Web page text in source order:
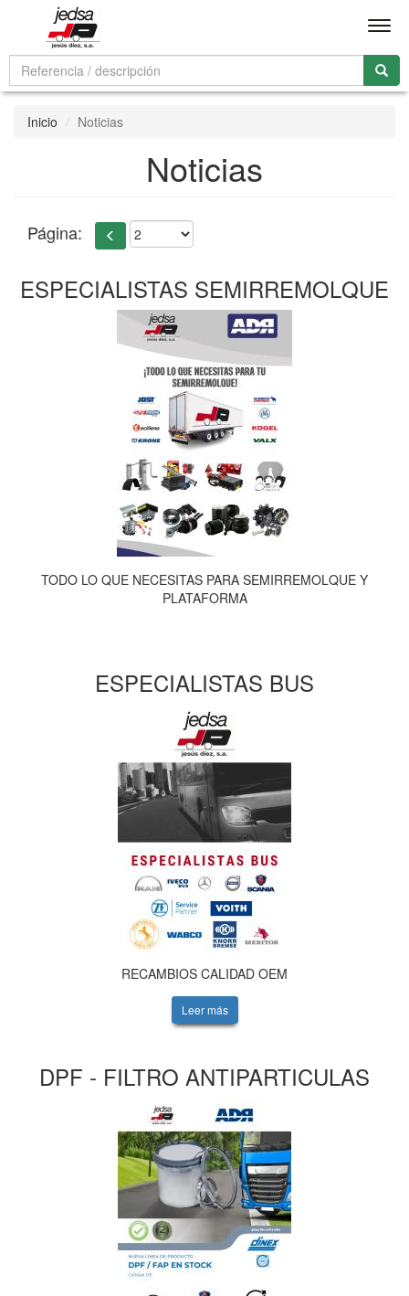
Inicio Noticias
Noticias
Página:
ESPECIALISTAS SEMIRREMOLQUE
TODO LO QUE NECESITAS PARA SEMIRREMOLQUE Y
PLATAFORMA
ESPECIALISTAS BUS
RECAMBIOS CALIDAD OEM
Leer más
DPF - FILTRO ANTIPARTICULAS